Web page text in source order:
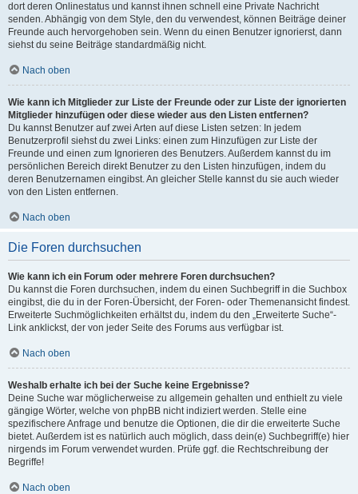
dort deren Onlinestatus und kannst ihnen schnell eine Private Nachricht
senden. Abhängig von dem Style, den du verwendest, können Beiträge deiner
Freunde auch hervorgehoben sein. Wenn du einen Benutzer ignorierst, dann
siehst du seine Beiträge standardmäßig nicht.
Nach oben
Wie kann ich Mitglieder zur Liste der Freunde oder zur Liste der ignorierten
Mitglieder hinzufügen oder diese wieder aus den Listen entfernen?
Du kannst Benutzer auf zwei Arten auf diese Listen setzen: In jedem
Benutzerprofil siehst du zwei Links: einen zum Hinzufügen zur Liste der
Freunde und einen zum Ignorieren des Benutzers. Außerdem kannst du im
persönlichen Bereich direkt Benutzer zu den Listen hinzufügen, indem du
deren Benutzernamen eingibst. An gleicher Stelle kannst du sie auch wieder
von den Listen entfernen.
Nach oben
Die Foren durchsuchen
Wie kann ich ein Forum oder mehrere Foren durchsuchen?
Du kannst die Foren durchsuchen, indem du einen Suchbegriff in die Suchbox
eingibst, die du in der Foren-Übersicht, der Foren- oder Themenansicht findest.
Erweiterte Suchmöglichkeiten erhältst du, indem du den „Erweiterte Suche“-
Link anklickst, der von jeder Seite des Forums aus verfügbar ist.
Nach oben
Weshalb erhalte ich bei der Suche keine Ergebnisse?
Deine Suche war möglicherweise zu allgemein gehalten und enthielt zu viele
gängige Wörter, welche von phpBB nicht indiziert werden. Stelle eine
spezifischere Anfrage und benutze die Optionen, die dir die erweiterte Suche
bietet. Außerdem ist es natürlich auch möglich, dass dein(e) Suchbegriff(e) hier
nirgends im Forum verwendet wurden. Prüfe ggf. die Rechtschreibung der
Begriffe!
Nach oben